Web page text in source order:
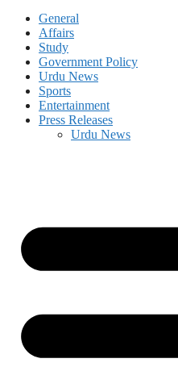
General
Affairs
Study
Government Policy
Urdu News
Sports
Entertainment
Press Releases
Urdu News